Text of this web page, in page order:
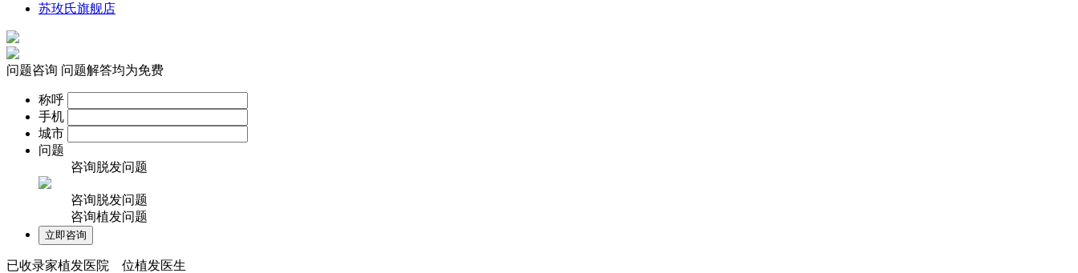
苏玫氏旗舰店
问题咨询 问题解答均为免费
称呼
手机
城市
问题
咨询脱发问题
咨询脱发问题
咨询植发问题
已收录家植发医院 位植发医生